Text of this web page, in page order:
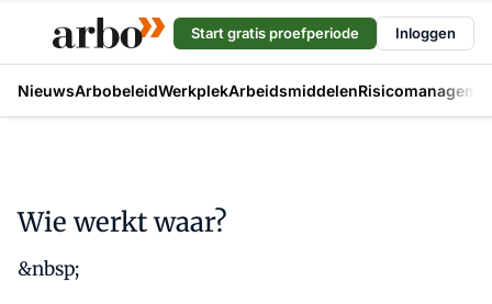
Start gratis proefperiode Inloggen
NieuwsArbobeleidWerkplekArbeidsmiddelen
Wie werkt waar?
&nbsp;